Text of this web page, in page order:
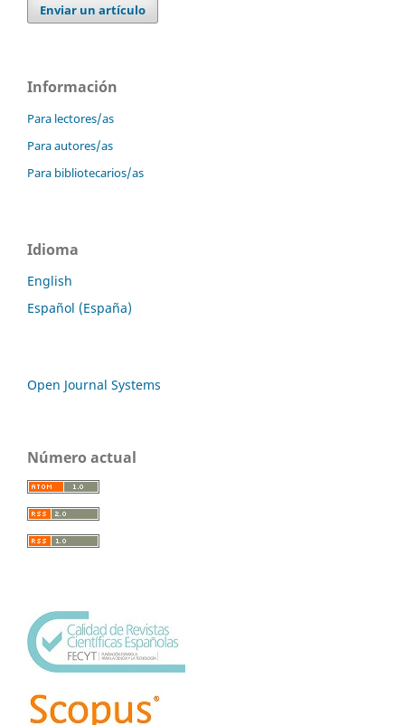
Enviar un artículo
Información
Para lectores/as
Para autores/as
Para bibliotecarios/as
Idioma
English
Español (España)
Open Journal Systems
Número actual